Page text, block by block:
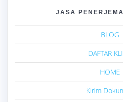
JASA
BLOG
DAFTAR
HOME
Kirim